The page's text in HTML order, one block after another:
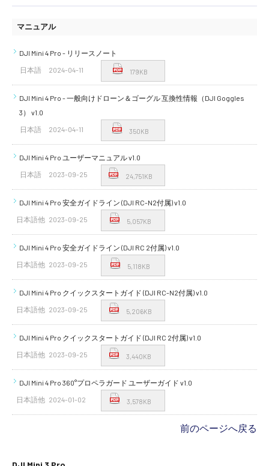
マニュアル
DJI Mini 4 Pro - リリースノート
日本語
2024-04-11 179KB
DJI Mini 4 Pro - 一般向けドローン＆ゴーグル 互換性情報（DJI Goggles
3） v1.0
日本語
2024-04-11 350KB
DJI Mini 4 Pro ユーザーマニュアル v1.0
日本語
2023-09-25 24,751KB
DJI Mini 4 Pro 安全ガイドライン (DJI RC-N2付属) v1.0
日本語他 2023-09-25 5,057KB
DJI Mini 4 Pro 安全ガイドライン (DJI RC 2付属) v1.0
日本語他 2023-09-25 5,118KB
DJI Mini 4 Pro クイックスタートガイド (DJI RC-N2付属) v1.0
日本語他 2023-09-25 5,206KB
DJI Mini 4 Pro クイックスタートガイド (DJI RC 2付属) v1.0
日本語他 2023-09-25 3,440KB
DJI Mini 4 Pro 360°プロペラガード ユーザーガイド v1.0
日本語他 2024-01-02 3,578KB
前のページへ戻る